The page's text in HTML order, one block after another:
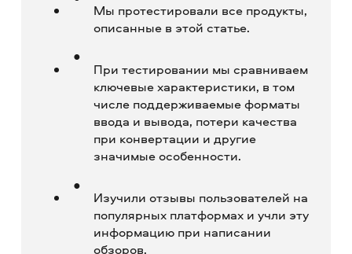
Мы протестировали все продукты,
описанные в этой статье.
При тестировании мы сравниваем
ключевые характеристики, в том
числе поддерживаемые форматы
ввода и вывода, потери качества
при конвертации и другие
значимые особенности.
Изучили отзывы пользователей на
популярных платформах и учли эту
информацию при написании
обзоров.